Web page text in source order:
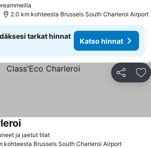
2.0 km kohteesta Brussels South Charleroi Airport
tarkat hinnat
Katso hinnat
Jaa
ja jaetut tilat
kohteesta Brussels South Charleroi Airport